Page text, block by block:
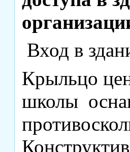
Вход в
Крыльцо
школы